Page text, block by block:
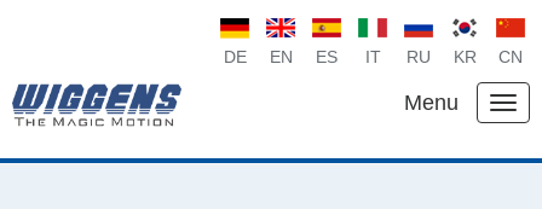
DE EN ES IT RU KR CN
Menu